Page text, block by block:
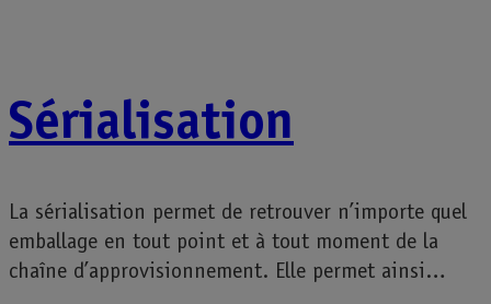
Sérialisation
La sérialisation permet de retrouver n’importe quel
emballage en tout point et à tout moment de la
chaîne d’approvisionnement. Elle permet ainsi…